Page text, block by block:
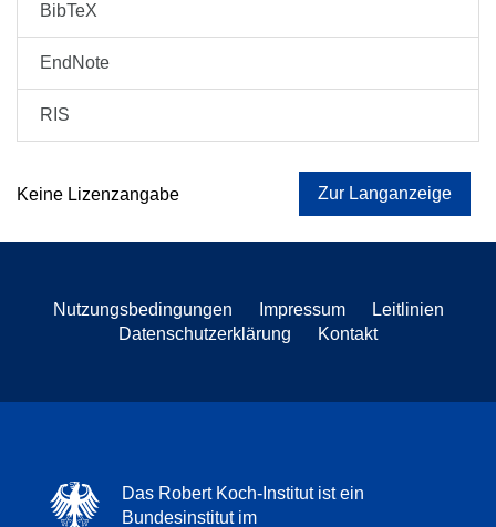
BibTeX
EndNote
RIS
Keine Lizenzangabe Zur Langanzeige
Nutzungsbedingungen Impressum
Leitlinien
Datenschutzerklärung
Kontakt
Das Robert Koch-Institut ist ein
Bundesinstitut im